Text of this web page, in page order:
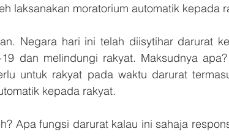
laksanakan moratorium automatik kepada
Negara hari ini telah diisytihar darurat
dan melindungi rakyat. Maksudnya
untuk rakyat pada waktu darurat
kepada rakyat.
Apa fungsi darurat kalau ini sahaja